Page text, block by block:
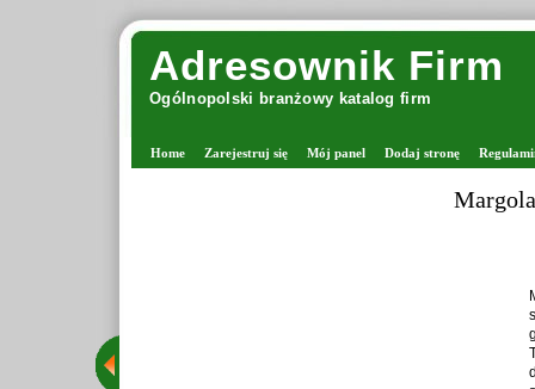
Adresownik Firm
Ogólnopolski branżowy katalog firm
Home Zarejestruj się Mój panel Dodaj stronę